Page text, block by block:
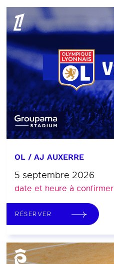
OL / AJ AUXERRE
5 septembre 2026
date et heure à confirmer
RÉSERVER